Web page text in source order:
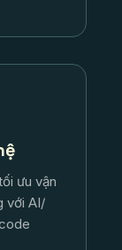
ưu vận
với AI/